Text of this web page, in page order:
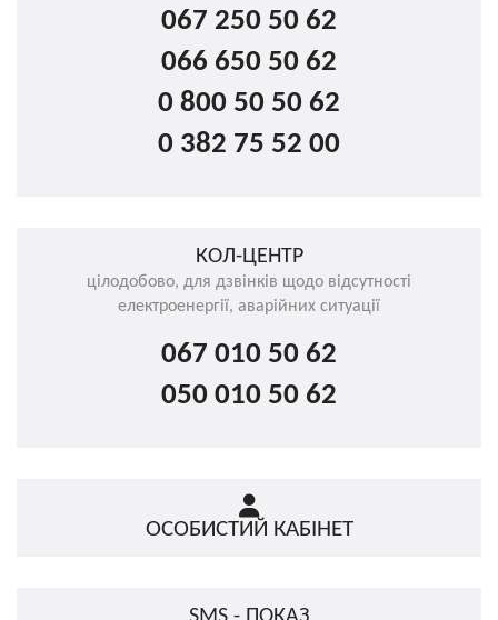
067 250 50 62
066 650 50 62
0 800 50 50 62
0 382 75 52 00
КОЛ-ЦЕНТР
цілодобово, для дзвінків щодо відсутності
електроенергії, аварійних ситуації
067 010 50 62
050 010 50 62
ОСОБИСТИЙ КАБІНЕТ